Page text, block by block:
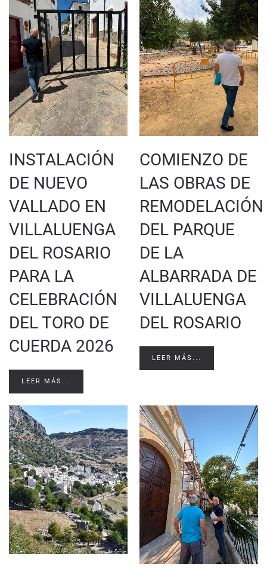
INSTALACIÓN
DE NUEVO
VALLADO EN
VILLALUENGA
DEL ROSARIO
PARA LA
CELEBRACIÓN
DEL TORO DE
CUERDA 2026
LEER MÁS...
COMIENZO DE
LAS OBRAS DE
REMODELACIÓN
DEL PARQUE
DE LA
ALBARRADA DE
VILLALUENGA
DEL ROSARIO
LEER MÁS...